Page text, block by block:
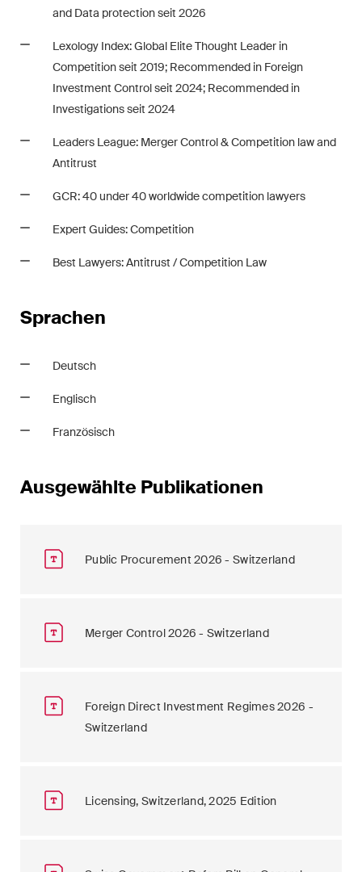
and Data protection seit 2026
Lexology Index: Global Elite Thought Leader in
Competition seit 2019; Recommended in Foreign
Investment Control seit 2024; Recommended in
Investigations seit 2024
Leaders League: Merger Control & Competition law and
Antitrust
GCR: 40 under 40 worldwide competition lawyers
Expert Guides: Competition
Best Lawyers: Antitrust / Competition Law
Sprachen
Deutsch
Englisch
Französisch
Ausgewählte Publikationen
Public Procurement 2026 - Switzerland
Merger Control 2026 - Switzerland
Foreign Direct Investment Regimes 2026 -
Switzerland
Licensing, Switzerland, 2025 Edition